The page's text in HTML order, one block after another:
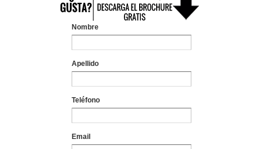
Nombre
Apellido
Teléfono
Email